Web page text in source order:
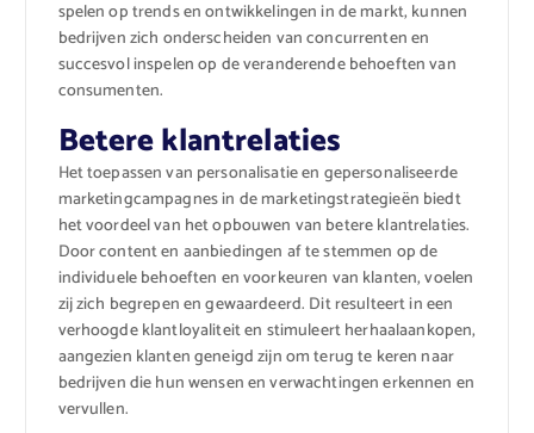
spelen op trends en ontwikkelingen in de markt, kunnen
bedrijven zich onderscheiden van concurrenten en
succesvol inspelen op de veranderende behoeften van
consumenten.
Betere klantrelaties
Het toepassen van personalisatie en gepersonaliseerde
marketingcampagnes in de marketingstrategieën biedt
het voordeel van het opbouwen van betere klantrelaties.
Door content en aanbiedingen af te stemmen op de
individuele behoeften en voorkeuren van klanten, voelen
zij zich begrepen en gewaardeerd. Dit resulteert in een
verhoogde klantloyaliteit en stimuleert herhaalaankopen,
aangezien klanten geneigd zijn om terug te keren naar
bedrijven die hun wensen en verwachtingen erkennen en
vervullen.